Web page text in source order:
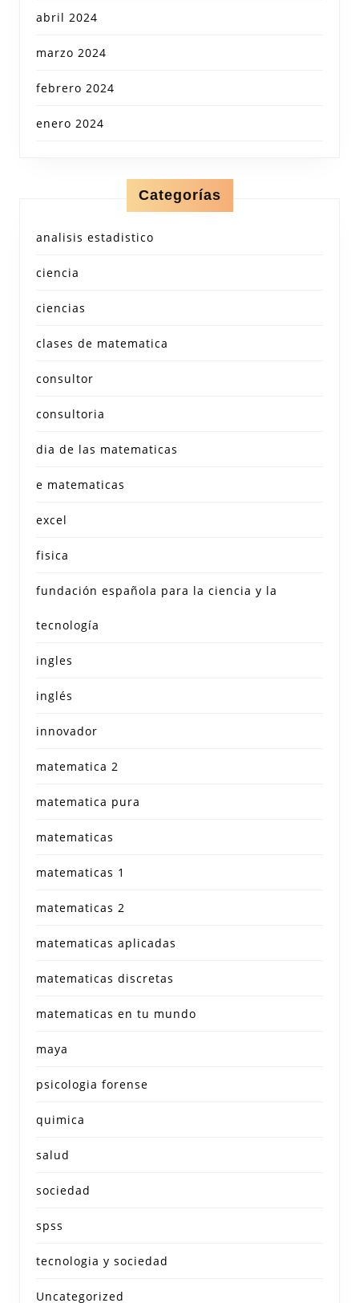
abril 2024
marzo 2024
febrero 2024
enero 2024
Categorías
analisis estadistico
ciencia
ciencias
clases de matematica
consultor
consultoria
dia de las matematicas
e matematicas
excel
fisica
fundación española para la ciencia y la
tecnología
ingles
inglés
innovador
matematica 2
matematica pura
matematicas
matematicas 1
matematicas 2
matematicas aplicadas
matematicas discretas
matematicas en tu mundo
maya
psicologia forense
quimica
salud
sociedad
spss
tecnologia y sociedad
Uncategorized